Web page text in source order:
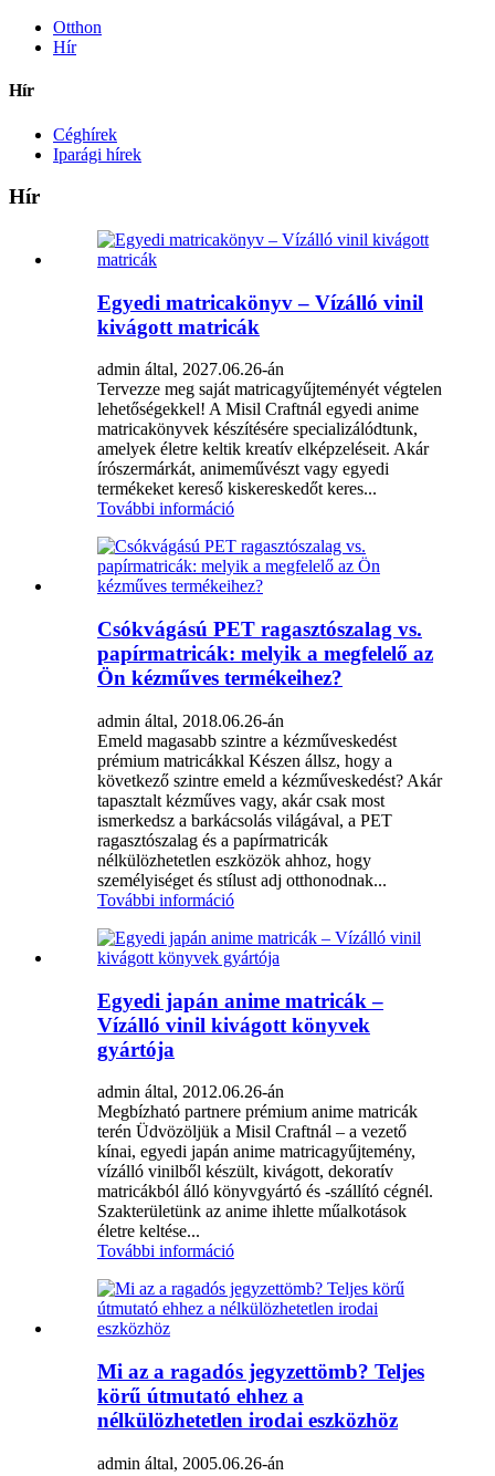
Otthon
Hír
Hír
Céghírek
Iparági hírek
Hír
Egyedi matricakönyv – Vízálló vinil
kivágott matricák
admin által, 2027.06.26-án
Tervezze meg saját matricagyűjteményét végtelen
lehetőségekkel! A Misil Craftnál egyedi anime
matricakönyvek készítésére specializálódtunk,
amelyek életre keltik kreatív elképzeléseit. Akár
írószermárkát, animeművészt vagy egyedi
termékeket kereső kiskereskedőt keres...
További információ
Csókvágású PET ragasztószalag vs.
papírmatricák: melyik a megfelelő az
Ön kézműves termékeihez?
admin által, 2018.06.26-án
Emeld magasabb szintre a kézműveskedést
prémium matricákkal Készen állsz, hogy a
következő szintre emeld a kézműveskedést? Akár
tapasztalt kézműves vagy, akár csak most
ismerkedsz a barkácsolás világával, a PET
ragasztószalag és a papírmatricák
nélkülözhetetlen eszközök ahhoz, hogy
személyiséget és stílust adj otthonodnak...
További információ
Egyedi japán anime matricák –
Vízálló vinil kivágott könyvek
gyártója
admin által, 2012.06.26-án
Megbízható partnere prémium anime matricák
terén Üdvözöljük a Misil Craftnál – a vezető
kínai, egyedi japán anime matricagyűjtemény,
vízálló vinilből készült, kivágott, dekoratív
matricákból álló könyvgyártó és -szállító cégnél.
Szakterületünk az anime ihlette műalkotások
életre keltése...
További információ
Mi az a ragadós jegyzettömb? Teljes
körű útmutató ehhez a
nélkülözhetetlen irodai eszközhöz
admin által, 2005.06.26-án